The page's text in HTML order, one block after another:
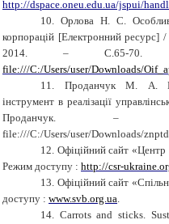
http://dspace.oneu.edu.ua/jspui/
10. Орлова Н. С.
корпорацій [Електронний
2014. – С.65-
file:///C:/Users/user/Downloads/
11.
Проданчук М. А.
інструмент в реалізації
Проданчук. –
file:///C:/Users/user/Downloads/
12. Офіційний сайт
Режим доступу : http://csr-
13. Офіційний сайт
доступу : www.svb.org.ua.
14. Carrots and sticks.